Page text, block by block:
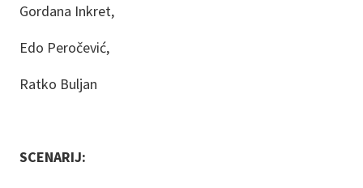
Gordana Inkret,
Edo Peročević,
Ratko Buljan
SCENARIJ: